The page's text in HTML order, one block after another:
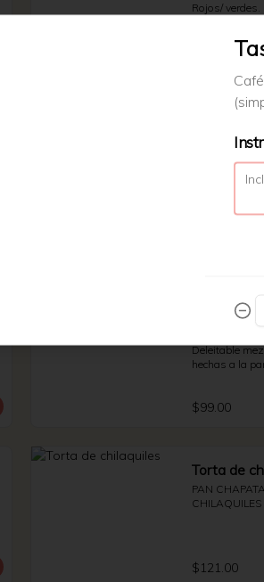
Rojos/ verdes.
Molletes
Molletes.
Omelette
Deleitable
hechas a la
$99.00
Torta de
PAN
$121.00